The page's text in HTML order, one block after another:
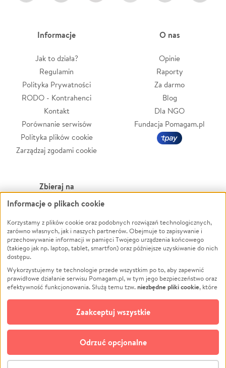
Informacje
Jak to działa?
Regulamin
Polityka Prywatności
RODO - Kontrahenci
Kontakt
Porównanie serwisów
Polityka plików cookie
Zarządzaj zgodami cookie
O nas
Opinie
Raporty
Za darmo
Blog
Dla NGO
Fundacja Pomagam.pl
Zbieraj na
Leczenie
Zwierzęta
Pożar
Ukraina
Pomoc Finansowa
Projekty
Pogrzeb
Społeczność lokalna
Kultura
Powódź
Wichura
NGO
Edukacja
Podróż
Impreza
Ochrona środowiska
Biznes
© CROWDING SP. Z O.O.
Informacje o plikach cookie
Korzystamy z plików cookie oraz podobnych rozwiązań technologicznych,
zarówno własnych, jak i naszych partnerów. Obejmuje to zapisywanie i
przechowywanie informacji w pamięci Twojego urządzenia końcowego
(takiego jak np. laptop, tablet, smartfon) oraz późniejsze uzyskiwanie do nich
dostępu.
Wykorzystujemy te technologie przede wszystkim po to, aby zapewnić
prawidłowe działanie serwisu Pomagam.pl, w tym jego bezpieczeństwo oraz
efektywność funkcjonowania. Służą temu tzw.niezbędne pliki cookie, które
opcjonalnych plików cookie
technologii do celów analitycznych i retargetingowych. Możesz wyrazić
zgodę na ich stosowanie lub jej odmówić. W dowolnym momencie masz
możliwość zmiany swoich preferencji na stronie „Zarządzaj zgodami cookie”,
do której link znajdziesz w stopce serwisu Pomagam.pl. Opcjonalne pliki
cookie wykorzystywane są w następujących celach:
Odrzuć opcjonalne
Zaakceptuj wszystkie